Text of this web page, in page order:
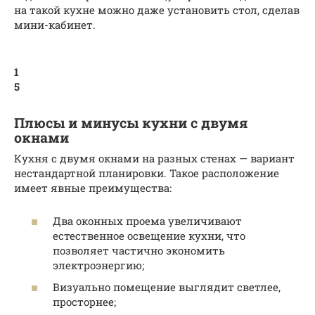
на такой кухне можно даже установить стол, сделав
мини-кабинет.
1
5
Плюсы и минусы кухни с двумя
окнами
Кухня с двумя окнами на разных стенах — вариант
нестандартной планировки. Такое расположение
имеет явные преимущества:
Два оконных проема увеличивают
естественное освещение кухни, что
позволяет частично экономить
электроэнергию;
Визуально помещение выглядит светлее,
просторнее;